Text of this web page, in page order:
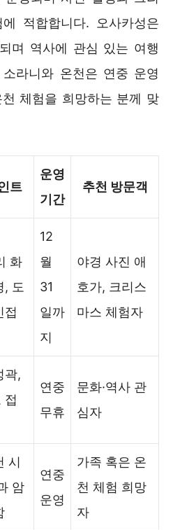
적합합니다. 오사카성은
며 역사에 관심 있는 여행
라니와 온천은 연중 운영
체험을 희망하는 분께 맞
트
운영
기간
추천 방문객
화
, 도
접
12
월
31
일까
지
야경 사진 애
호가, 크리스
마스 체험자
곽,
접
연중
무휴
문화·역사 관
심자
시
암
연중
운영
가족 혹은 온
천 체험 희망
자